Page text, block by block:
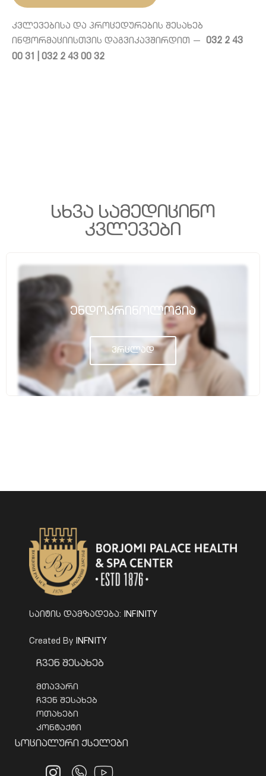
კვლევებისა და პროცედურების შესახებ
ინფორმაციისთვის დაგვიკავშირდით — 032 2 43
00 31 | 032 2 43 00 32
Სხვა Სამედიცინო
Კვლევები
Ენდოკრინოლოგია
ვრცლად
საიტის დამზადება: INFINITY
Created By INFNITY
Ჩვენ Შესახებ
მთავარი
ჩვენ შესახებ
ოთახები
კონტაქტი
Სოციალური Ქსელები